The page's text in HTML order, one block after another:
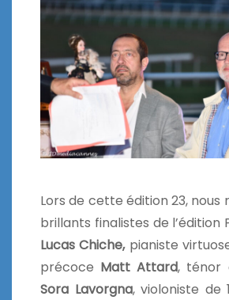
Lors de cette édition 23, nous
brillants finalistes de l’édition
Lucas Chiche,pianiste
précoce Matt Attard, ténor
Sora Lavorgna, violoniste de